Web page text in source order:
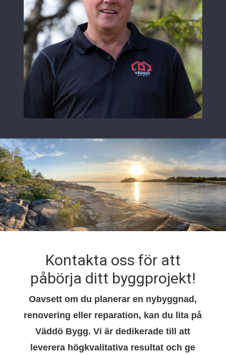
Kontakta oss för att
påbörja ditt byggprojekt!
Oavsett om du planerar en nybyggnad,
renovering eller reparation, kan du lita på
Väddö Bygg. Vi är dedikerade till att
leverera högkvalitativa resultat och ge